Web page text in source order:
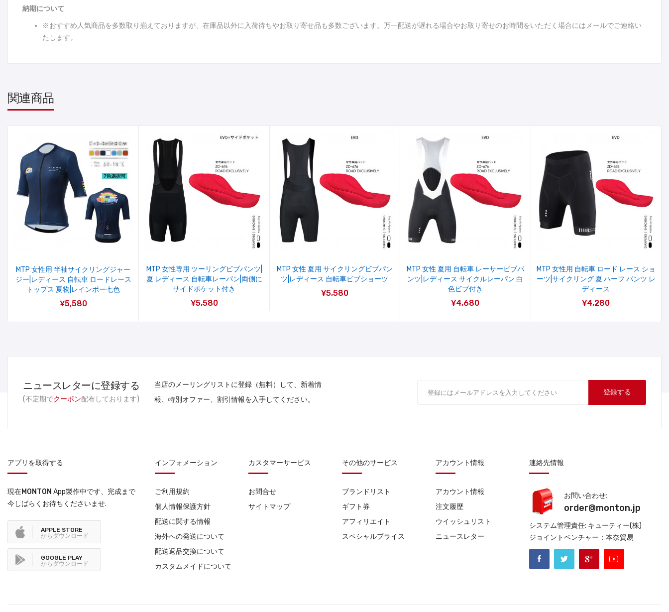
納期について
※おすすめ人気商品を多数取り揃えておりますが、在庫品以外に入荷待ちやお取り寄せ品も多数ございます。万一配送が遅れる場合やお取り寄せのお時間をいただく場合にはメールでご連絡い
たします。
関連商品
MTP 女性用 半袖サイクリングジャー
ジー|レディース 自転車 ロードレース
トップス 夏物|レインボー七色
¥5,580
MTP 女性専用 ツーリングビブパンツ|
夏 レディース 自転車レーパン|両側に
サイドポケット付き
¥5,580
MTP 女性 夏用 サイクリングビブパン
ツ|レディース 自転車ビブショーツ
¥5,580
MTP 女性 夏用 自転車 レーサービブパ
ンツ|レディース サイクルレーパン 白
色ビブ付き
¥4,680
MTP 女性用 自転車 ロード レース ショ
ーツ|サイクリング 夏 ハーフ パンツ レ
ディース
¥4,280
ニュースレターに登録する
(不定期でクーポン配布しております)
当店のメーリングリストに登録（無料）して、新着情
報、特別オファー、割引情報を入手してください。
登録する
アプリを取得する
現在MONTON App製作中です、完成まで
今しばらくお待ちくださいませ.
APPLE STORE
からダウンロード
GOOGLE PLAY
からダウンロード
インフォメーション
ご利用規約
個人情報保護方針
配送に関する情報
海外への発送について
配送返品交換について
カスタムメイドについて
カスタマーサービス
お問合せ
サイトマップ
その他のサービス
ブランドリスト
ギフト券
アフィリエイト
スペシャルプライス
アカウント情報
アカウント情報
注文履歴
ウイッシュリスト
ニュースレター
連絡先情報
お問い合わせ:
order@monton.jp
システム管理責任: キューティー(株)
ジョイントベンチャー：本奈貿易